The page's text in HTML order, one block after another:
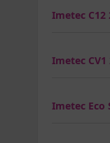
Imetec C12
Imetec CV1
Imetec Eco